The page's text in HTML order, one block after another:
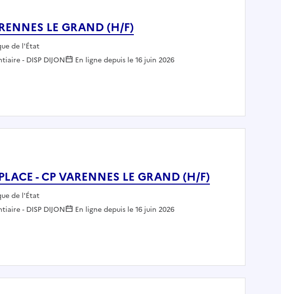
LE GRAND (H/F)
:de l'État
- DISP DIJON En ligne depuis le 16 juin 2026
- CP VARENNES LE GRAND (H/F)
- CP VARENNES LE GRAND (H/F)
:de l'État
- DISP DIJON En ligne depuis le 16 juin 2026
GREFFE PLACE - CP VARENNES LE GRAND (H/F)